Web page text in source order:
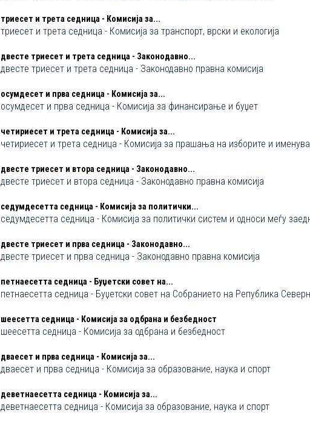
триесет и трета седница - Комисија за...
триесет и трета седница - Комисија за транспорт, врски и екологија
двестe триесет и трета седница - Законодавно...
двестe триесет и трета седница - Законодавно правна комисија
осумдесет и прва седница - Комисија за...
осумдесет и прва седница - Комисија за финансирање и буџет
четириесет и трета седница - Комисија за...
четириесет и трета седница - Комисија за прашања на изборите и
двестe триесет и втора седница - Законодавно...
двестe триесет и втора седница - Законодавно правна комисија
седумдесетта седница - Комисија за политички...
седумдесетта седница - Комисија за политички систем и односи меѓу
двестe триесет и прва седница - Законодавно...
двестe триесет и прва седница - Законодавно правна комисија
петнаесетта седница - Буџетски совет на...
петнаесетта седница - Буџетски совет на Собранието на Република
шеесетта седница - Комисија за одбрана и безбедност
шеесетта седница - Комисија за одбрана и безбедност
дваесет и прва седница - Комисија за...
дваесет и прва седница - Комисија за образование, наука и спорт
деветнаесетта седница - Комисија за...
деветнаесетта седница - Комисија за образование, наука и спорт